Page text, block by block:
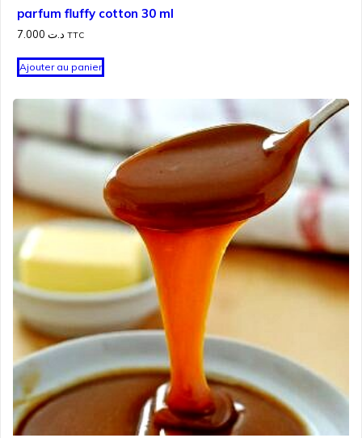
parfum fluffy cotton 30 ml
د.ت TTC
Ajouter au panier